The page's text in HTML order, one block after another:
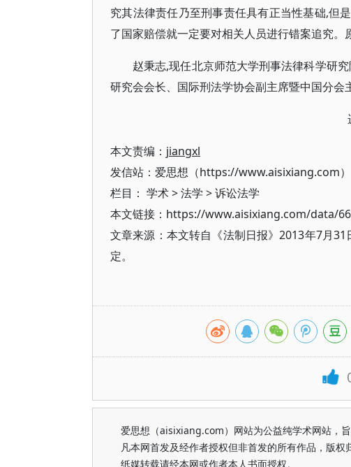
究其法律责任乃至刑事责任具有正当性基础,但
了国家赔偿就一定要对相关人员进行错案追究。
赵秉志,现任北京师范大学刑事法律科学研
研究会会长、国际刑法学协会副主席暨中国分会
本文责编： jiangxl
发信站：爱思想（https://www.aisixiang.com）
栏目： 学术>法学 >诉讼法学
本文链接：https://www.aisixiang.com/data/
文章来源：本文转自《法制日报》2013年7月
定。
爱思想（aisixiang.com）网站为公益纯学术网站，旨
凡本网首发及经作者授权但非首发的所有作品，版
纸媒转载请经本网或作者本人书面授权。